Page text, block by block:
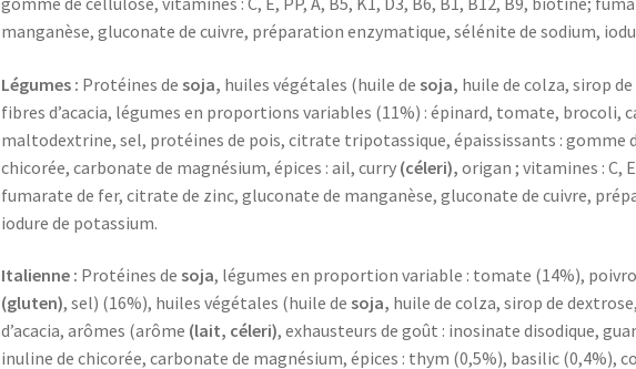
manganèse, gluconate de cuivre, préparation enzymatique, sélénite de sodium,
Légumes : Protéines desoja, huiles végétales (huile desoja, huile de colza, sirop
fibres d’acacia, légumes en proportions variables (11%) : épinard, tomate, brocoli,
maltodextrine, sel, protéines de pois, citrate tripotassique, épaississants : gomme
chicorée, carbonate de magnésium, épices : ail, curry (céleri), origan ; vitamines : C,
fumarate de fer, citrate de zinc, gluconate de manganèse, gluconate de cuivre,
iodure de potassium.
Italienne : Protéines de soja, légumes en proportion variable : tomate (14%),
(gluten), sel) (16%), huiles végétales (huile desoja, huile de colza, sirop de
d’acacia, arômes (arôme (lait, céleri), exhausteurs de goût : inosinate disodique,
inuline de chicorée, carbonate de magnésium, épices : thym (0,5%), basilic (0,4%),